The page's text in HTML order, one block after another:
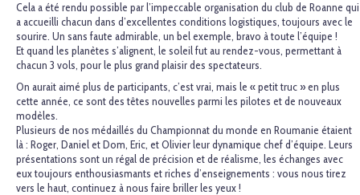
Cela a été rendu possible par l’impeccable organisation du club de Roanne qui
a accueilli chacun dans d’excellentes conditions logistiques, toujours avec le
sourire. Un sans faute admirable, un bel exemple, bravo à toute l’équipe !
Et quand les planètes s’alignent, le soleil fut au rendez-vous, permettant à
chacun 3 vols, pour le plus grand plaisir des spectateurs.
On aurait aimé plus de participants, c’est vrai, mais le « petit truc » en plus
cette année, ce sont des têtes nouvelles parmi les pilotes et de nouveaux
modèles.
Plusieurs de nos médaillés du Championnat du monde en Roumanie étaient
là : Roger, Daniel et Dom, Eric, et Olivier leur dynamique chef d’équipe. Leurs
présentations sont un régal de précision et de réalisme, les échanges avec
eux toujours enthousiasmants et riches d’enseignements : vous nous tirez
vers le haut, continuez à nous faire briller les yeux !